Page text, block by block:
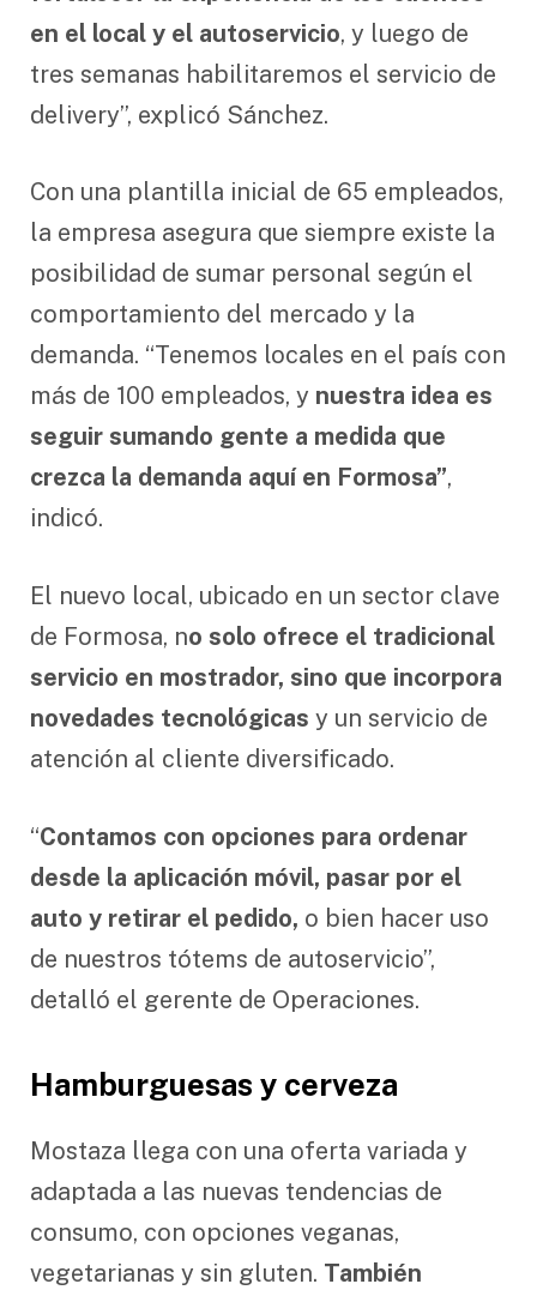
en el local y el autoservicio, y luego de
tres semanas habilitaremos el servicio de
delivery”, explicó Sánchez.
Con una plantilla inicial de 65 empleados,
la empresa asegura que siempre existe la
posibilidad de sumar personal según el
comportamiento del mercado y la
demanda. “Tenemos locales en el país con
más de 100 empleados, y nuestra idea es
seguir sumando gente a medida que
crezca la demanda aquí en Formosa”,
indicó.
El nuevo local, ubicado en un sector clave
de Formosa, no solo ofrece el tradicional
servicio en mostrador, sino que incorpora
novedades tecnológicas y un servicio de
atención al cliente diversificado.
“Contamos con opciones para ordenar
desde la aplicación móvil, pasar por el
auto y retirar el pedido, o bien hacer uso
de nuestros tótems de autoservicio”,
detalló el gerente de Operaciones.
Hamburguesas y cerveza
Mostaza llega con una oferta variada y
adaptada a las nuevas tendencias de
consumo, con opciones veganas,
vegetarianas y sin gluten. También